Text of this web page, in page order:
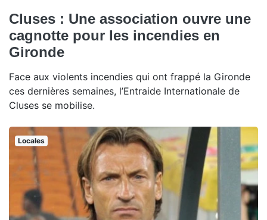
Cluses : Une association ouvre une
cagnotte pour les incendies en
Gironde
Face aux violents incendies qui ont frappé la Gironde
ces dernières semaines, l’Entraide Internationale de
Cluses se mobilise.
Locales